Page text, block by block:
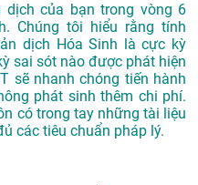
dịch của bạn trong vòng 6
Chúng tôi hiểu rằng tính
dịch Hóa Sinh là cực kỳ
sai sót nào được phát hiện
sẽ nhanh chóng tiến hành
phát sinh thêm chi phí.
có trong tay những tài liệu
các tiêu chuẩn pháp lý.